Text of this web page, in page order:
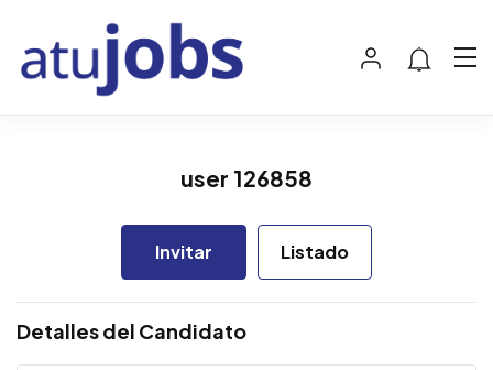
user 126858
Invitar Listado
Detalles del Candidato